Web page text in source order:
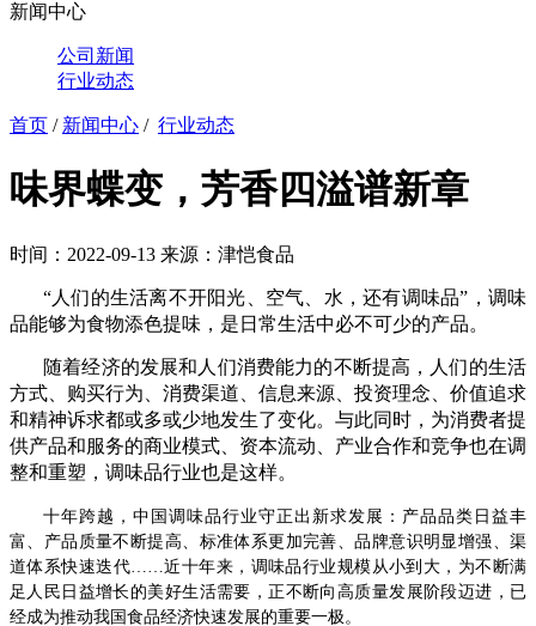
新闻中心
公司新闻
行业动态
首页 / 新闻中心 / 行业动态
味界蝶变，芳香四溢谱新章
时间：2022-09-13 来源：津恺食品
“人们的生活离不开阳光、空气、水，还有调味品”，调味
品能够为食物添色提味，是日常生活中必不可少的产品。
随着经济的发展和人们消费能力的不断提高，人们的生活
方式、购买行为、消费渠道、信息来源、投资理念、价值追求
和精神诉求都或多或少地发生了变化。与此同时，为消费者提
供产品和服务的商业模式、资本流动、产业合作和竞争也在调
整和重塑，调味品行业也是这样。
十年跨越，中国调味品行业守正出新求发展：产品品类日益丰
富、产品质量不断提高、标准体系更加完善、品牌意识明显增强、渠
道体系快速迭代……近十年来，调味品行业规模从小到大，为不断满
足人民日益增长的美好生活需要，正不断向高质量发展阶段迈进，已
经成为推动我国食品经济快速发展的重要一极。